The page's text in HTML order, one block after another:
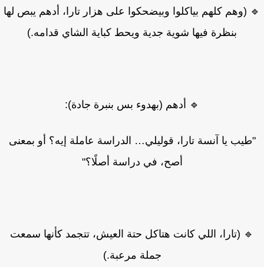
(وهم كلهم بياكلوا وبيضحكوا على هزار تارا، أدهم يبص لها
بنظرة فيها شوية جدية ويحط كباية الشاي قدامه.)
🔹 أدهم (بهدوء بس بنبرة جادة):
يا آنسة تارا، قوليلي… الدراسة عاملة إيه؟ أو بمعنى
أصح، في دراسة أصلًا؟"
🔹 (تارا، اللي كانت هتاكل حتة العيش، تتجمد كأنها سمعت
جملة مرعبة.)